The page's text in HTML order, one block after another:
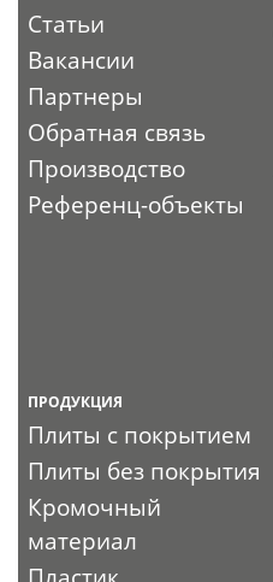
Статьи
Вакансии
Партнеры
Обратная связь
Производство
Референц-объекты
ПРОДУКЦИЯ
Плиты с покрытием
Плиты без покрытия
Кромочный
материал